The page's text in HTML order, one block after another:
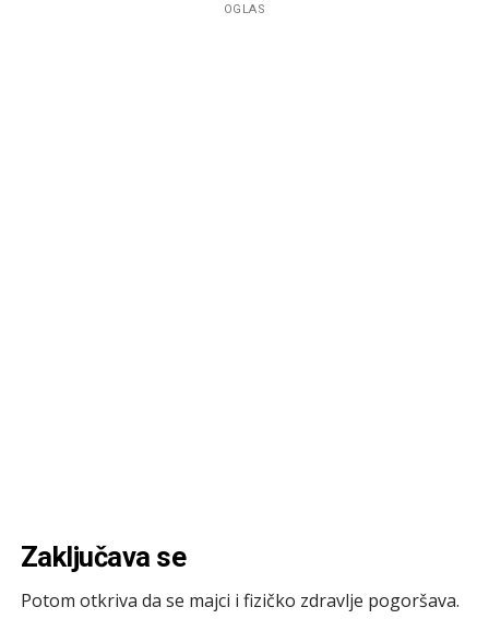
OGLAS
Zaključava se
Potom otkriva da se majci i fizičko zdravlje pogoršava.